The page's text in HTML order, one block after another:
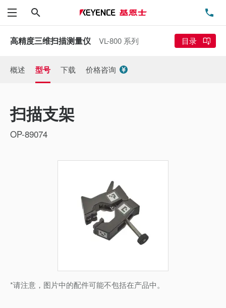
菜单
高精度三维扫描测量仪 VL-800 系列 目录
概述 型号 下载 价格咨询
扫描支架
OP-89074
*请注意，图片中的配件可能不包括在产品中。